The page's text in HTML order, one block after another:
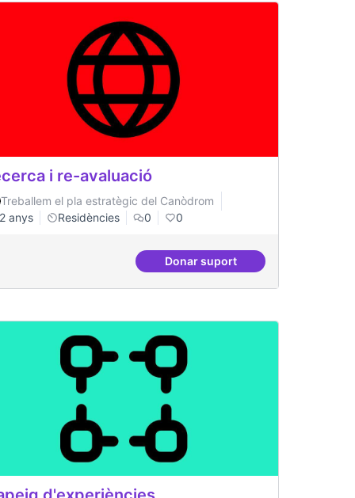
coneixement
i re-avaluació
Treballem el pla estratègic del Canòdrom
2 anys
Residències 0 0
Donar suportRecerca i re-avaluació